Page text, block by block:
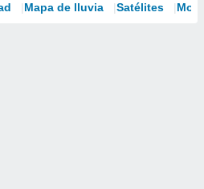
Mapa de lluvia Satélites